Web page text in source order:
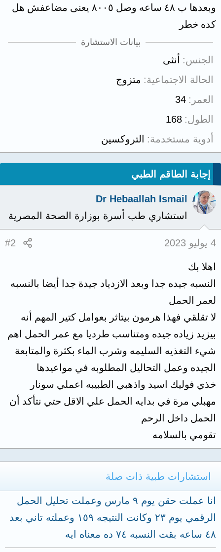
وبعدها ب ٤٨ ساعه وصل ٨٠٠٥ يعنى مضاعفش هل
كده خطر
بيانات الاستشارة
الجنس
أنثى
الحالة الاجتماعية
متزوج
العمر
34
الطول 168
أدوية مستخدمة
التروكسين
إجابة الطاقم الطبي
Dr Hebaallah Ismail
استشاري طب أسرة بوزارة الصحة المصرية
4 يوليو 2023 #2
اهلا بك
النسبه جيده جدا وبعد الازدياد جيدة جدا أيضا بالنسبه
لعمر الحمل
لا تقلقي فهذا هرمون بيتاثر بعوامل كتير المهم أنه
بيزيد زياده جيده ومتناسب طرديا مع عمر الحمل اهم
شيء التغذيه السليمه وشرب الماء بكثرة والمتابعة
الجيده وعمل التحاليل المطلوبه في مواعيدها
خذي فوليك اسيد واذهبي الطبيبه اعملي سونار
مهبلي مرة في بدايه الحمل علي الاقل حتي نتأكد أن
الحمل داخل الرحم
تقومي بالسلامه
استشارات طبية ذات صلة
انا عملت حقن يوم ٩ مارس وعملت تحليل الحمل
الرقمي يوم ٢٣ وكانت النتيجه ١٥٩ وعملته تاني بعد
٤٨ ساعه بقت النسبه ٧٤ ده معناه ايه